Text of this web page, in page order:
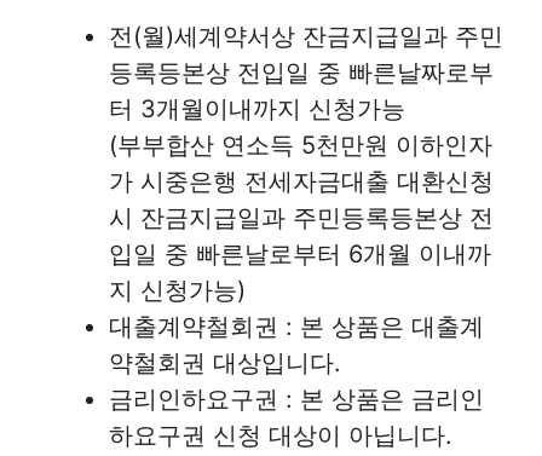
전(월)세계약서상 잔금지급일과 주민
등록등본상 전입일 중 빠른날짜로부
터 3개월이내까지 신청가능
(부부합산 연소득 5천만원 이하인자
가 시중은행 전세자금대출 대환신청
시 잔금지급일과 주민등록등본상 전
입일 중 빠른날로부터 6개월 이내까
지 신청가능)
대출계약철회권 : 본 상품은 대출계
약철회권 대상입니다.
금리인하요구권 : 본 상품은 금리인
하요구권 신청 대상이 아닙니다.